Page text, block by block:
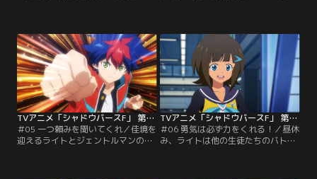
ル。すると、ドラグニルの声がライ
トの心に響き渡る。ドラグニルから
のアドバイスで一気に攻勢に出よう
とするライトだったが、シノブは恐
ろしいほどに冷静なままだった。
たちを煽るような不遜な態度のジェ
ントルマンに不快感を覚えるが、そ
れでもシャドバを通じて相手を知ろ
うとバトルを挑む。しかし、ジェン
トルマンはシノブをも凌駕するウィ
ッチクラスの使い手だった。
TVアニメ「シャドウバースF」 第05話
＃05 一つ頼みを聞いてくれ／佳境を
迎えるライトとジェントルマンのバ
TVアニメ「シャドウバースF」 第06話
＃06 勇気は必ず力をくれる！／昼休
み、ライトは他の生徒たちのバトル